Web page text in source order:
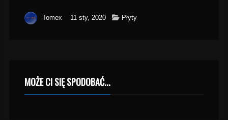
Tomex 11 sty, 2020 Płyty
MOŻE CI SIĘ SPODOBAĆ...